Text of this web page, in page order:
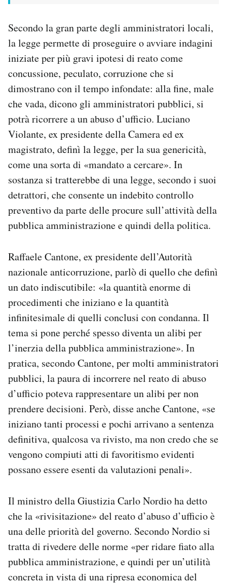
Secondo la gran parte degli amministratori locali,
la legge permette di proseguire o avviare indagini
iniziate per più gravi ipotesi di reato come
concussione, peculato, corruzione che si
dimostrano con il tempo infondate: alla fine, male
che vada, dicono gli amministratori pubblici, si
potrà ricorrere a un abuso d’ufficio. Luciano
Violante, ex presidente della Camera ed ex
magistrato, definì la legge, per la sua genericità,
come una sorta di «mandato a cercare». In
sostanza si tratterebbe di una legge, secondo i suoi
detrattori, che consente un indebito controllo
preventivo da parte delle procure sull’attività della
pubblica amministrazione e quindi della politica.
Raffaele Cantone, ex presidente dell’Autorità
nazionale anticorruzione, parlò di quello che definì
un dato indiscutibile: «la quantità enorme di
procedimenti che iniziano e la quantità
infinitesimale di quelli conclusi con condanna. Il
tema si pone perché spesso diventa un alibi per
l’inerzia della pubblica amministrazione». In
pratica, secondo Cantone, per molti amministratori
pubblici, la paura di incorrere nel reato di abuso
d’ufficio poteva rappresentare un alibi per non
prendere decisioni. Però, disse anche Cantone, «se
iniziano tanti processi e pochi arrivano a sentenza
definitiva, qualcosa va rivisto, ma non credo che se
vengono compiuti atti di favoritismo evidenti
possano essere esenti da valutazioni penali».
Il ministro della Giustizia Carlo Nordio ha detto
che la «rivisitazione» del reato d’abuso d’ufficio è
una delle priorità del governo. Secondo Nordio si
tratta di rivedere delle norme «per ridare fiato alla
pubblica amministrazione, e quindi per un’utilità
concreta in vista di una ripresa economica del